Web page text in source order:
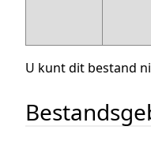
U kunt dit bestand